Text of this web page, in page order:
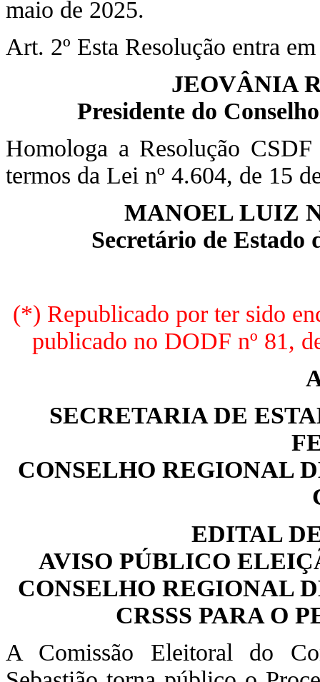
maio de 2025.
Art. 2º Esta Resolução entra
JEOVÂNIA
Presidente do
Homologa a Resolução
termos da Lei nº 4.604, de 15
MANOEL LUIZ
Secretário de Estado
(*) Republicado por ter sido
publicado no DODF nº 81,
SECRETARIA DE
CONSELHO REGIONAL
EDITAL
AVISO PÚBLICO
CONSELHO REGIONAL
CRSSS PARA O
A Comissão Eleitoral do